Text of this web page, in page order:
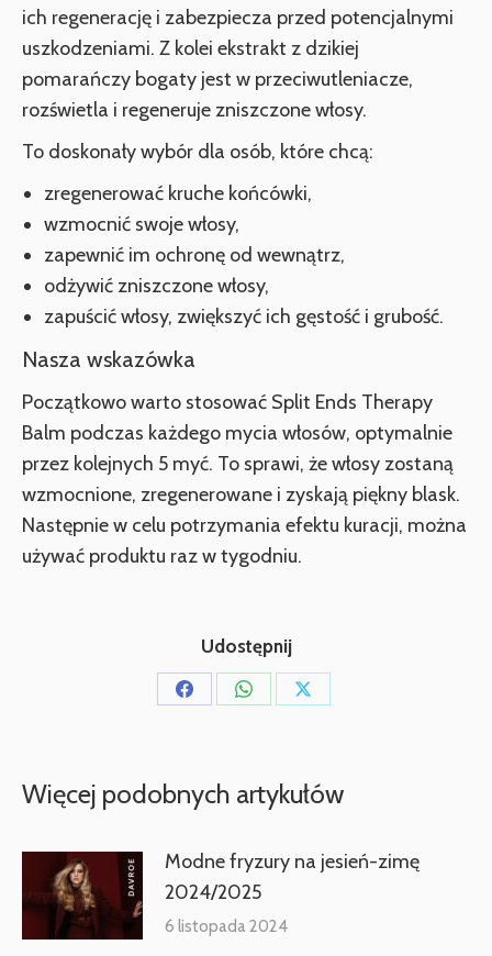
ich regenerację i zabezpiecza przed potencjalnymi
uszkodzeniami. Z kolei ekstrakt z dzikiej
pomarańczy bogaty jest w przeciwutleniacze,
rozświetla i regeneruje zniszczone włosy.
To doskonały wybór dla osób, które chcą:
zregenerować kruche końcówki,
wzmocnić swoje włosy,
zapewnić im ochronę od wewnątrz,
odżywić zniszczone włosy,
zapuścić włosy, zwiększyć ich gęstość i grubość.
Nasza wskazówka
Początkowo warto stosować Split Ends Therapy
Balm podczas każdego mycia włosów, optymalnie
przez kolejnych 5 myć. To sprawi, że włosy zostaną
wzmocnione, zregenerowane i zyskają piękny blask.
Następnie w celu potrzymania efektu kuracji, można
używać produktu raz w tygodniu.
Udostępnij
UdostępnijUdostępnijUdostępnij
Więcej podobnych artykułów
Modne fryzury na jesień-zimę
2024/2025
6 listopada 2024